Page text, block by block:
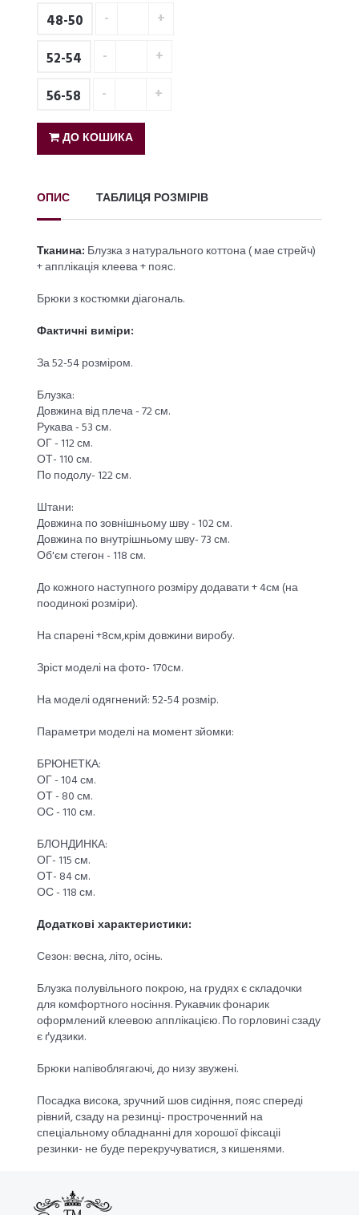
48-50
52-54
56-58
ДО КОШИКА
ОПИС ТАБЛИЦЯ РОЗМІРІВ
Тканина: Блузка з натурального коттона ( мае стрейч)
+ апплікація клеева + пояс.
Брюки з костюмки діагональ.
Фактичні виміри:
За 52-54 розміром.
Блузка:
Довжина від плеча - 72 см.
Рукава - 53 см.
ОГ - 112 см.
ОТ- 110 см.
По подолу- 122 см.
Штани:
Довжина по зовнішньому шву - 102 см.
Довжина по внутрішньому шву- 73 см.
Об'єм стегон - 118 см.
До кожного наступного розміру додавати + 4см (на
поодинокі розміри).
На спарені +8см,крім довжини виробу.
Зріст моделі на фото- 170см.
На моделі одягнений: 52-54 розмір.
Параметри моделі на момент зйомки:
БРЮНЕТКА:
ОГ - 104 см.
ОТ - 80 см.
ОС - 110 см.
БЛОНДИНКА:
ОГ- 115 см.
ОТ- 84 см.
ОС - 118 см.
Додаткові характеристики:
Сезон: весна, літо, осінь.
Блузка полувільного покрою, на грудях є складочки
для комфортного носіння. Рукавчик фонарик
оформлений клеевою апплікацією. По горловині сзаду
є ґудзики.
Брюки напівоблягаючі, до низу звужені.
Посадка висока, зручний шов сидіння, пояс спереді
рівний, сзаду на резинці- простроченний на
спеціальному обладнанні для хорошої фіксаціі
резинки- не буде перекручуватися, з кишенями.